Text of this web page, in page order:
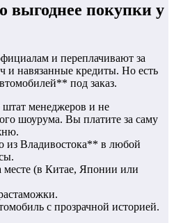
выгоднее покупки у
и переплачивают за
и навязанные кредиты. Но есть
под заказ.
менеджеров и не
шоурума. Вы платите за саму
из Владивостока** в любой
(в Китае, Японии или
с прозрачной историей.